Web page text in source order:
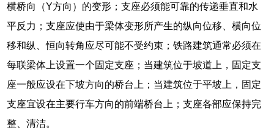
横桥向（Y方向）的变形；支座必须能可靠的传递垂直和水
平反力；支座应使由于梁体变形所产生的纵向位移、横向位
移和纵、恒向转角应尽可能不受约束；铁路建筑通常必须在
每联梁体上设置一个固定支座；当建筑位于坡道上，固定支
座一般应设在下坡方向的桥台上；当建筑位于平坡上，固定
支座宜设在主要行车方向的前端桥台上；支座各部应保持完
整、清洁。